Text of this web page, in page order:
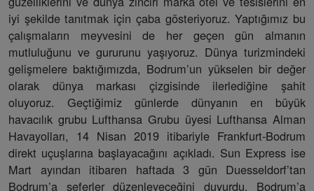
iyi şekilde tanıtmak için çaba gösteriyoruz. Yaptığımız bu
çalışmaların meyvesini de her geçen gün almanın
mutluluğunu ve gururunu yaşıyoruz. Dünya turizmindeki
gelişmelere baktığımızda, Bodrum’un yükselen bir değer
olarak dünya markası çizgisinde ilerlediğine şahit
oluyoruz. Geçtiğimiz günlerde dünyanın en büyük
havacılık grubu Lufthansa Grubu üyesi Lufthansa Alman
Havayolları, 14 Nisan 2019 itibariyle Frankfurt-Bodrum
direkt uçuşlarına başlayacağını açıkladı. Sun Express ise
Mart ayından itibaren haftada 3 gün Duesseldorf’tan
Bodrum’a seferler düzenleyeceğini duyurdu. Bodrum’a